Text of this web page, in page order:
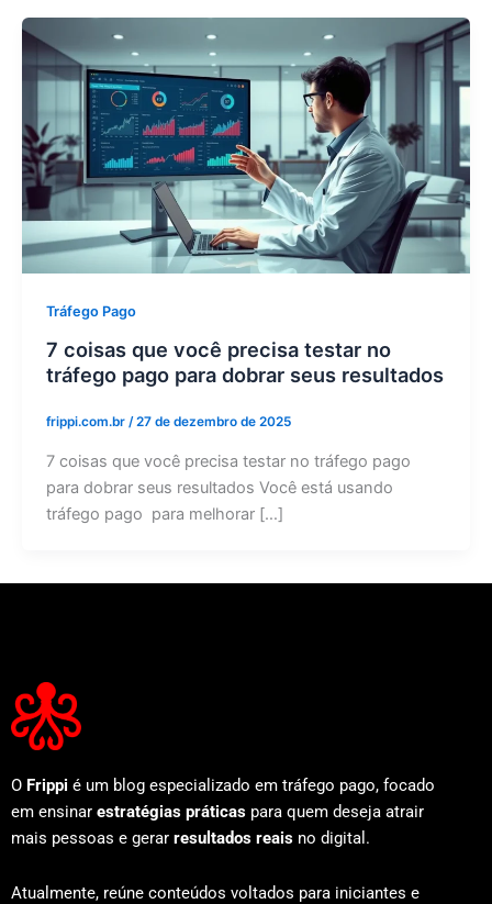
Tráfego Pago
7 coisas que você precisa testar no
tráfego pago para dobrar seus resultados
frippi.com.br /27 de dezembro de 2025
7 coisas que você precisa testar no tráfego pago
para dobrar seus resultados Você está usando
tráfego pago para melhorar […]
O Frippi é um blog especializado em tráfego pago, focado
em ensinar estratégias práticas para quem deseja atrair
mais pessoas e gerar resultados reais no digital.
Atualmente, reúne conteúdos voltados para iniciantes e